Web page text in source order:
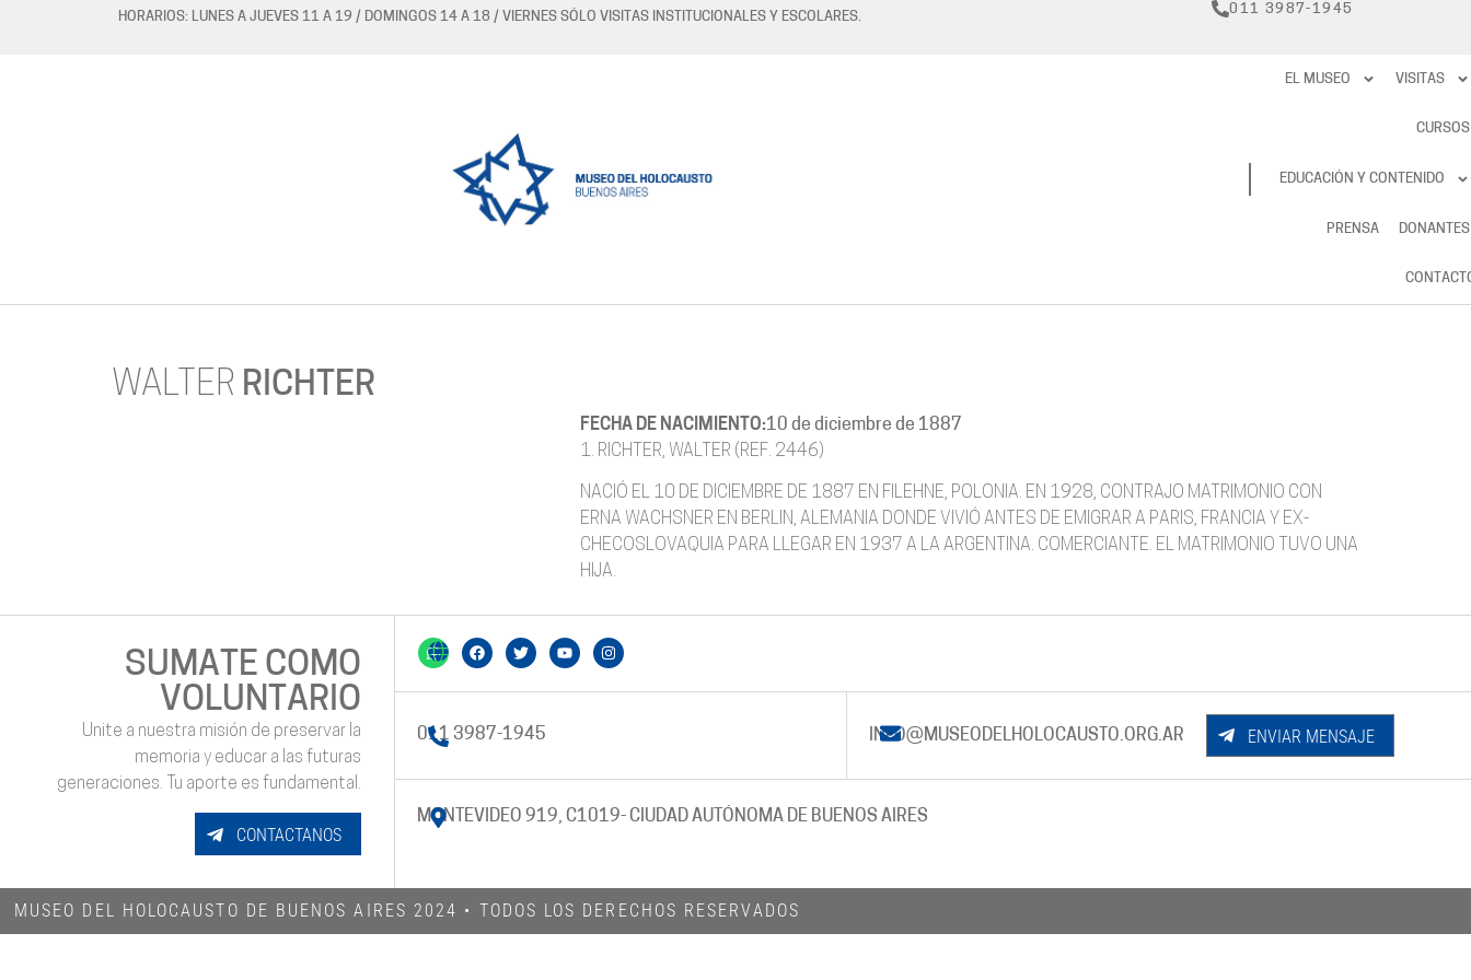
HORARIOS: LUNES A JUEVES 11 A 19 / DOMINGOS 14 A 18 / VIERNES SÓLO VISITAS INSTITUCIONALES Y ESCOLARES.
011 3987-1945
RESERVAS
EL MUSEO VISITAS
CURSOS
EDUCACIÓN Y CONTENIDO
PRENSA DONANTES
WALTER RICHTER
FECHA DE NACIMIENTO:10 de diciembre de 1887
1. RICHTER, WALTER (REF. 2446)
NACIÓ EL 10 DE DICIEMBRE DE 1887 EN FILEHNE, POLONIA. EN 1928, CONTRAJO MATRIMONIO CON
ERNA WACHSNER EN BERLIN, ALEMANIA DONDE VIVIÓ ANTES DE EMIGRAR A PARIS, FRANCIA Y EX-
CHECOSLOVAQUIA PARA LLEGAR EN 1937 A LA ARGENTINA. COMERCIANTE. EL MATRIMONIO TUVO UNA
HIJA.
SUMATE COMO
VOLUNTARIO
Unite a nuestra misión de preservar la
memoria y educar a las futuras
generaciones. Tu aporte es fundamental.
CONTACTANOS
011 3987-1945 INFO@MUSEODELHOLOCAUSTO.ORG.AR ENVIAR MENSAJE
MONTEVIDEO 919, C1019- CIUDAD AUTÓNOMA DE BUENOS AIRES
MUSEO DEL HOLOCAUSTO DE BUENOS AIRES 2024​ • TODOS LOS DERECHOS RESERVADOS